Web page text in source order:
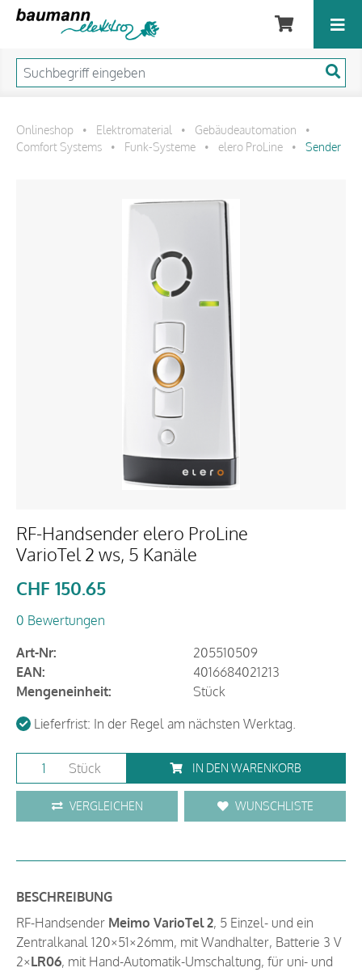
Onlineshop • Elektromaterial • Gebäudeautomation
•
Comfort Systems
• Funk-Systeme • elero ProLine • Sender
RF-Handsender elero ProLine
VarioTel 2 ws, 5 Kanäle
CHF 150.65
0 Bewertungen
Art-Nr:
205510509
EAN:
4016684021213
Mengeneinheit:
Stück
Lieferfrist: In der Regel am nächsten Werktag.
Stück IN DEN WARENKORB
VERGLEICHEN WUNSCHLISTE
BESCHREIBUNG
RF-Handsender Meimo VarioTel 2, 5 Einzel- und ein
Zentralkanal 120×51×26mm, mit Wandhalter, Batterie 3 V
2×LR06, mit Hand-Automatik-Umschaltung, für uni- und